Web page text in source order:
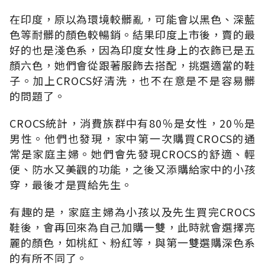
在印度，原以為環境較髒亂，可能會以黑色、深藍
色等耐髒的顏色較暢銷。結果印度上市後，賣的最
好的也是淺色系，因為印度女性身上的衣飾已是五
顏六色，她們會從跟著服飾去搭配，挑選適當的鞋
子。加上CROCS好清洗，也不在意是不是容易髒
的問題了。
CROCS統計，消費族群中有80％是女性，20％是
男性。他們也發現，家中第一次購買CROCS的通
常是家庭主婦。她們會先發現CROCS的舒適、輕
便、防水又美觀的功能，之後又添購給家中的小孩
穿，最後才是買給先生。
有趣的是，家庭主婦為小孩以及先生買完CROCS
鞋後，會再回來為自己加購一雙，此時就會選擇亮
麗的顏色，如桃紅、粉紅等，與第一雙選購深色系
的有所不同了。